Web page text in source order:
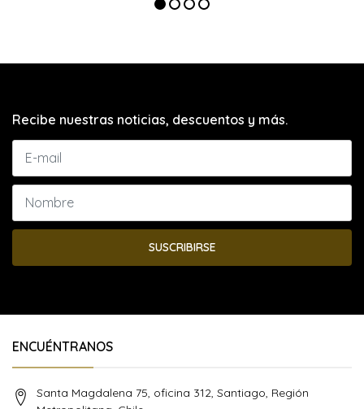
Recibe nuestras noticias, descuentos y más.
SUSCRIBIRSE
ENCUÉNTRANOS
Santa Magdalena 75, oficina 312, Santiago, Región